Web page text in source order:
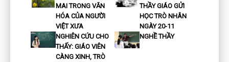
MAI TRONG VĂN
HÓA CỦA NGƯỜI
VIỆT XƯA
THẦY GIÁO GỬI
HỌC TRÒ NHÂN
NGÀY 20-11
NGHIÊN CỨU CHO
THẤY: GIÁO VIÊN
CÀNG XINH, TRÒ
NGHỀ THẦY